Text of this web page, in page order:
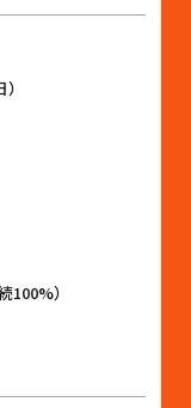
100%）